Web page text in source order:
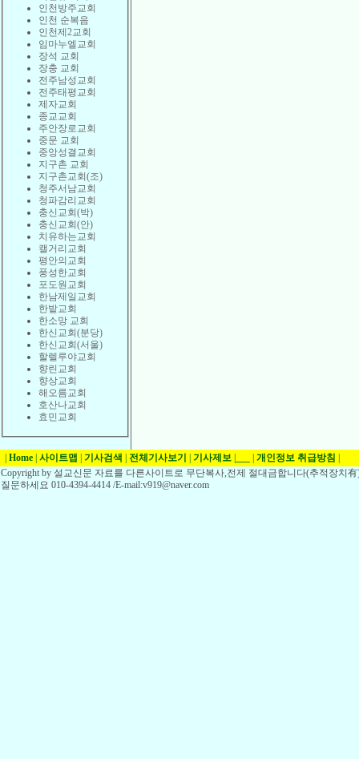
인천방주교회
인천 순복음
인천제2교회
임마누엘교회
장석 교회
장충 교회
전주남성교회
전주태평교회
제자교회
종교교회
주안장로교회
중문 교회
중앙성결교회
지구촌 교회
지구촌교회(조)
청주서남교회
청파감리교회
충신교회(박)
충신교회(안)
치유하는교회
캘거리교회
평안의교회
풍성한교회
포도원교회
한남제일교회
한밭교회
한소망 교회
한신교회(분당)
한신교회(서울)
할렐루야교회
향린교회
향상교회
해오름교회
호산나교회
효민교회
Home 사이트맵 기사검색 전체기사보기 기사제보 개인정보 취급방침
Copyright by 설교신문 자료를 다른사이트로 무단복사,전제 절대금합니다(추적장치
질문하세요 010-4394-4414 /E-mail:v919@naver.com